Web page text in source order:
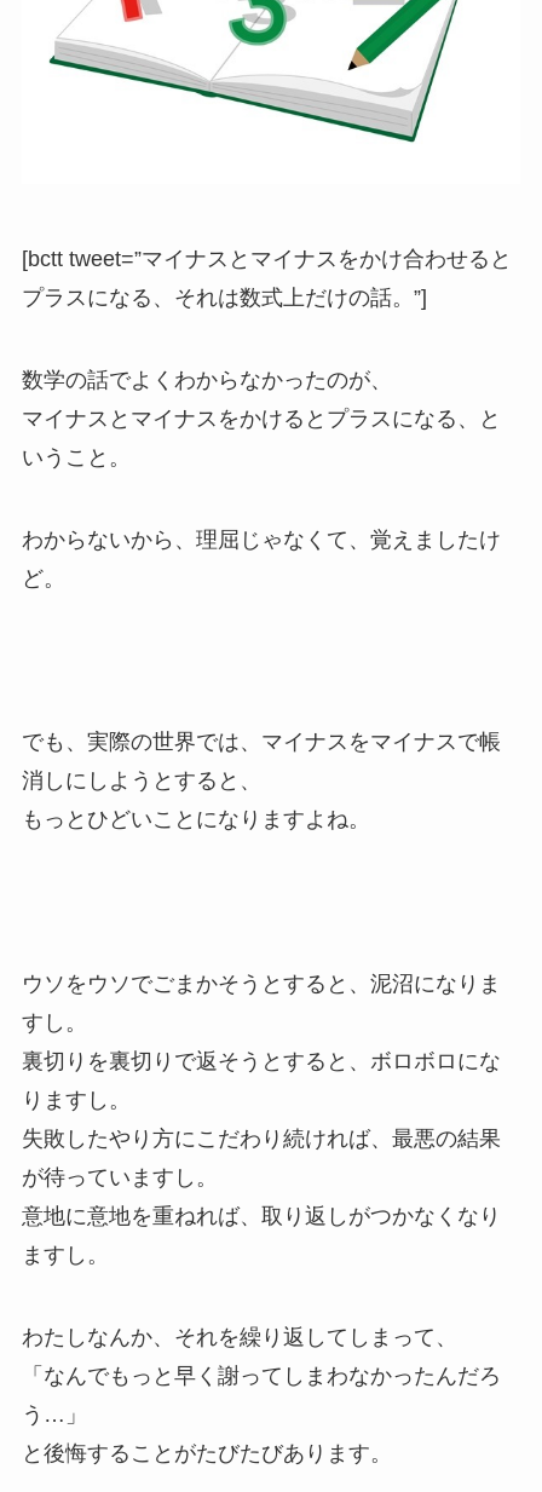
[bctt tweet=”マイナスとマイナスをかけ合わせると
プラスになる、それは数式上だけの話。”]
数学の話でよくわからなかったのが、
マイナスとマイナスをかけるとプラスになる、と
いうこと。
わからないから、理屈じゃなくて、覚えましたけ
ど。
でも、実際の世界では、マイナスをマイナスで帳
消しにしようとすると、
もっとひどいことになりますよね。
ウソをウソでごまかそうとすると、泥沼になりま
すし。
裏切りを裏切りで返そうとすると、ボロボロにな
りますし。
失敗したやり方にこだわり続ければ、最悪の結果
が待っていますし。
意地に意地を重ねれば、取り返しがつかなくなり
ますし。
わたしなんか、それを繰り返してしまって、
「なんでもっと早く謝ってしまわなかったんだろ
う…」
と後悔することがたびたびあります。